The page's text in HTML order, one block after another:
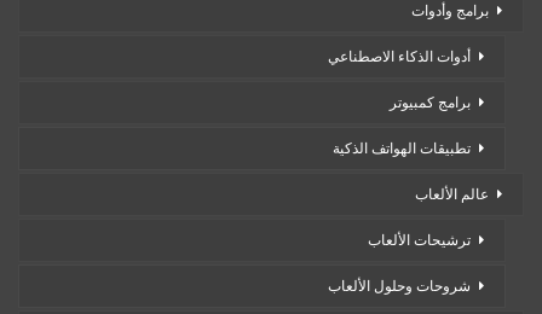
برامج وأدوات
أدوات الذكاء الاصطناعي
برامج كمبيوتر
تطبيقات الهواتف الذكية
عالم الألعاب
ترشيحات الألعاب
شروحات وحلول الألعاب